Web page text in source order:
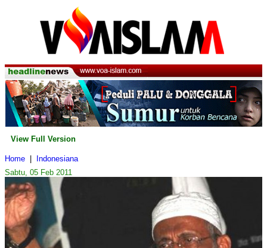
View Full Version
Home
Indonesiana
Sabtu, 05 Feb 2011